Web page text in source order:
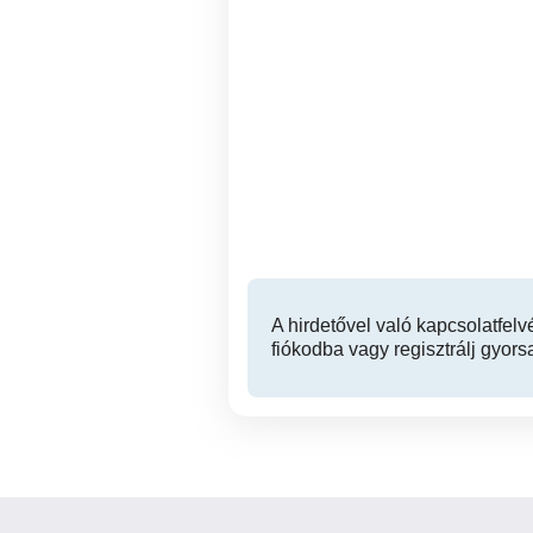
A hirdetővel való
fiókodba vagy regisztrálj